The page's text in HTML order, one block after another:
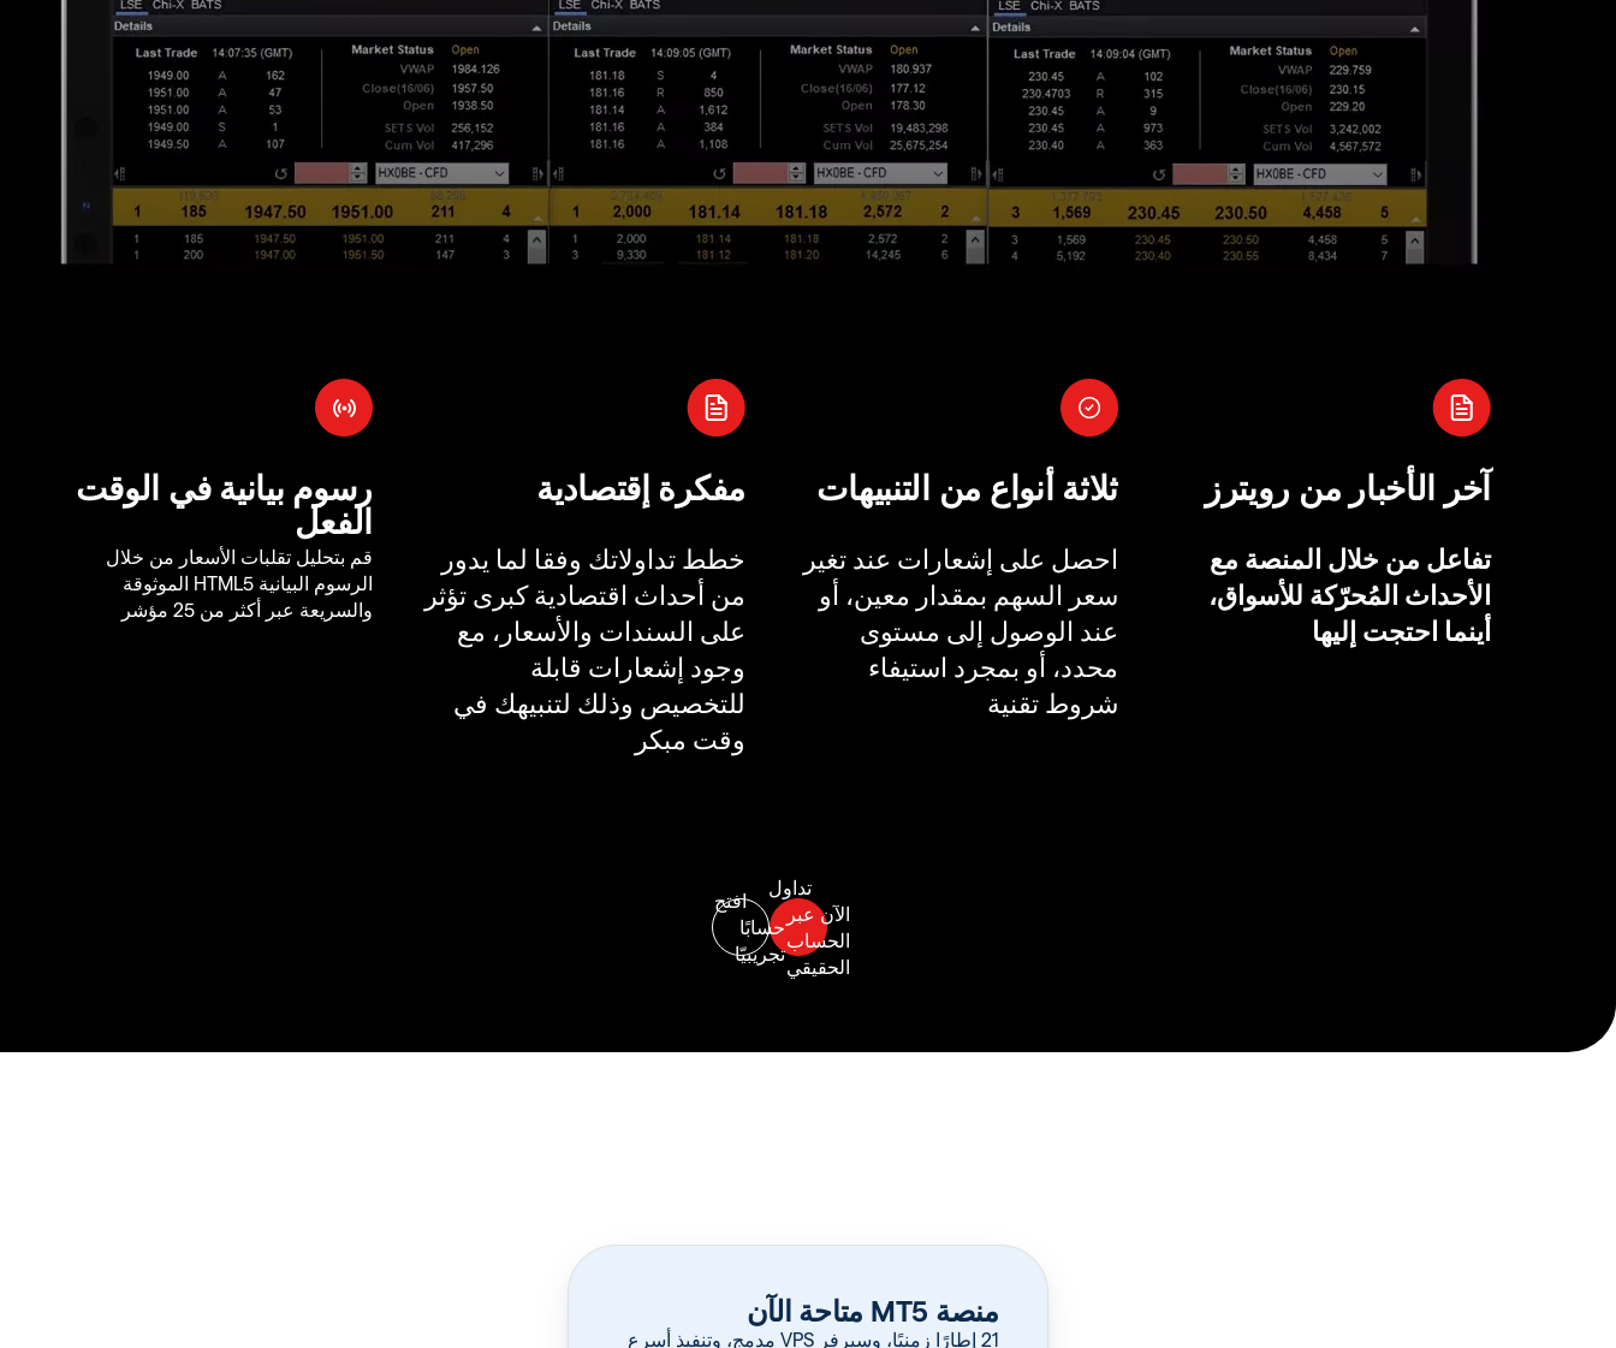
آخر الأخبار من رويترز
تفاعل من خلال المنصة مع
الأحداث المُحرّكة للأسواق،
أينما احتجت إليها
ثلاثة أنواع من التنبيهات
احصل على إشعارات عند تغير
سعر السهم بمقدار معين، أو
عند الوصول إلى مستوى
محدد، أو بمجرد استيفاء
شروط تقنية
مفكرة إقتصادية
خطط تداولاتك وفقا لما يدور
من أحداث اقتصادية كبرى تؤثر
على السندات والأسعار، مع
وجود إشعارات قابلة
للتخصيص وذلك لتنبيهك في
وقت مبكر
رسوم بيانية في الوقت
الفعل
قم بتحليل تقلبات الأسعار من خلال
الرسوم البيانية HTML5 الموثوقة
والسريعة عبر أكثر من 25 مؤشر
منصة MT5 متاحة الآن
‏21 إطارًا زمنيًا، وسيرفر VPS مدمج، وتنفيذ أسرع